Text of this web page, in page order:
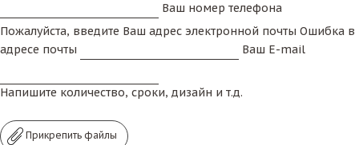
Ваш номер телефона
Пожалуйста, введите Ваш адрес электронной почты Ошибка в
адресе почты
Ваш E-mail
Напишите количество, сроки, дизайн и т.д.
Прикрепить файлы